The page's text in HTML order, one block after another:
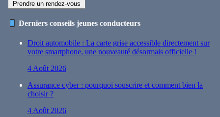
Prendre un rendez-vous
Derniers conseils jeunes conducteurs
Droit automobile : La carte grise accessible directement sur
votre smartphone, une nouveauté désormais officielle !
4 Août 2026
Assurance cyber : pourquoi souscrire et comment bien la
choisir ?
4 Août 2026